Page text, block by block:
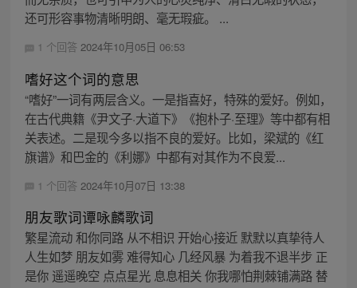
还可形容事物清晰明朗、毫无瑕疵。 ...
1 个回答 2024年10月05日 06:53
嗜好这个词的意思
“嗜好”一词有两层含义。一是指喜好，特殊的爱好。例如，
在古代典籍《尹文子·大道下》《抱朴子·至理》等中都有相
关表述。二是现今多以指不良的爱好。比如，梁斌的《红
旗谱》和巴金的《利娜》中都有对其作为不良爱...
1 个回答 2024年10月07日 13:38
朋友歌词谭咏麟歌词
繁星流动 和你同路 从不相识 开始心接近 默默以真挚待人
人生如梦 朋友如雾 难得知心 几经风暴 为着我不退半步 正
是你 遥遥晚空 点点星光 息息相关 你我哪怕荆棘铺满路 替